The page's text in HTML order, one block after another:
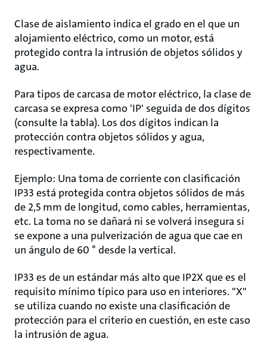
Clase de aislamiento indica el grado en el que un
alojamiento eléctrico, como un motor, está
protegido contra la intrusión de objetos sólidos y
agua.
Para tipos de carcasa de motor eléctrico, la clase de
carcasa se expresa como 'IP' seguida de dos dígitos
(consulte la tabla). Los dos dígitos indican la
protección contra objetos sólidos y agua,
respectivamente.
Ejemplo: Una toma de corriente con clasificación
IP33 está protegida contra objetos sólidos de más
de 2,5 mm de longitud, como cables, herramientas,
etc. La toma no se dañará ni se volverá insegura si
se expone a una pulverización de agua que cae en
un ángulo de 60 ° desde la vertical.
IP33 es de un estándar más alto que IP2X que es el
requisito mínimo típico para uso en interiores. "X"
se utiliza cuando no existe una clasificación de
protección para el criterio en cuestión, en este caso
la intrusión de agua.